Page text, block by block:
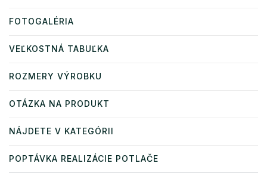
FOTOGALÉRIA
VEĽKOSTNÁ TABUĽKA
ROZMERY VÝROBKU
OTÁZKA NA PRODUKT
NÁJDETE V KATEGÓRII
POPTÁVKA REALIZÁCIE POTLAČE